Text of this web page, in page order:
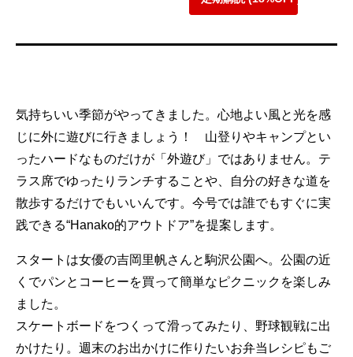
気持ちいい季節がやってきました。心地よい風と光を感
じに外に遊びに行きましょう！ 山登りやキャンプとい
ったハードなものだけが「外遊び」ではありません。テ
ラス席でゆったりランチすることや、自分の好きな道を
散歩するだけでもいいんです。今号では誰でもすぐに実
践できる“Hanako的アウトドア”を提案します。
スタートは女優の吉岡里帆さんと駒沢公園へ。公園の近
くでパンとコーヒーを買って簡単なピクニックを楽しみ
ました。
スケートボードをつくって滑ってみたり、野球観戦に出
かけたり。週末のお出かけに作りたいお弁当レシピもご